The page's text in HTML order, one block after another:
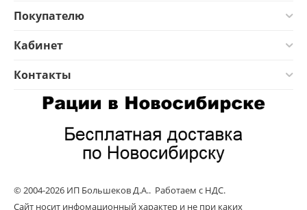
Покупателю
Кабинет
Контакты
© 2004-2026 ИП Большеков Д.А.. Работаем с НДС.
Сайт носит инфомационный характер и не при каких